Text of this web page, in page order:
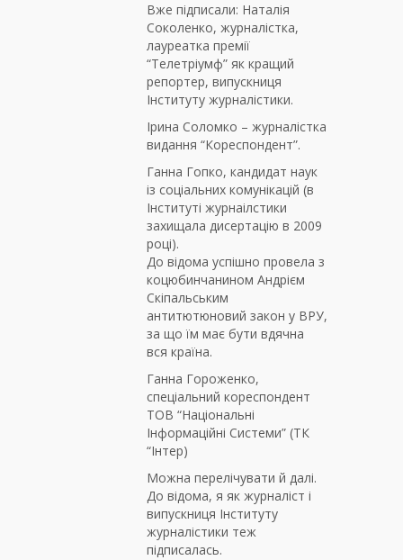
Вже підписали: Наталія
Соколенко, журналістка,
лауреатка премії
“Телетріумф” як кращий
репортер, випускниця
Інституту журналістики.
Ірина Соломко – журналістка
видання “Кореспондент”.
Ганна Гопко, кандидат наук
із соціальних комунікацій (в
Інституті журнаілстики
захищала дисертацію в 2009
році).
До відома успішно провела з
коцюбинчанином Андрієм
Скіпальським
антитютюновий закон у ВРУ,
за що їм має бути вдячна
вся країна.
Ганна Гороженко,
спеціальний кореспондент
ТОВ “Національні
Інформаційні Системи” (ТК
“Інтер)
Можна перелічувати й далі.
До відома, я як журналіст і
випускниця Інституту
журналістики теж
підписалась.